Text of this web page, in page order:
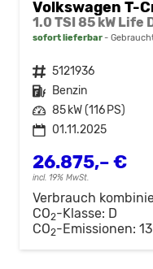
Volkswagen T-
sofort lieferbar
Fahrzeugnr. 5121936
Kraftstoff Benzin
Leistung 85 kW (116 PS)
01.11.2025
26.875,– €
incl. 19% MwSt.
Verbrauch
CO2-Klasse: D
CO2-Emissionen: